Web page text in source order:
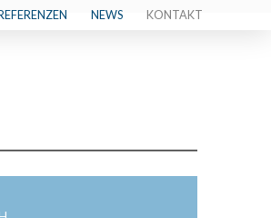
NEWS KONTAKT